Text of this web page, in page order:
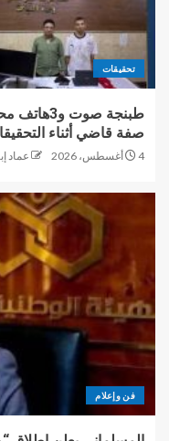
تحقيقات
طبنجة
صفة قاضي أثناء
4 أغسطس، 2026 عماد
فن وإعلام